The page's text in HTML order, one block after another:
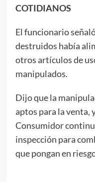
COTIDIANOS
El funcionario
destruidos había
otros artículos de
manipulados.
Dijo que la
aptos para la venta,
Consumidor
inspección para
que pongan en